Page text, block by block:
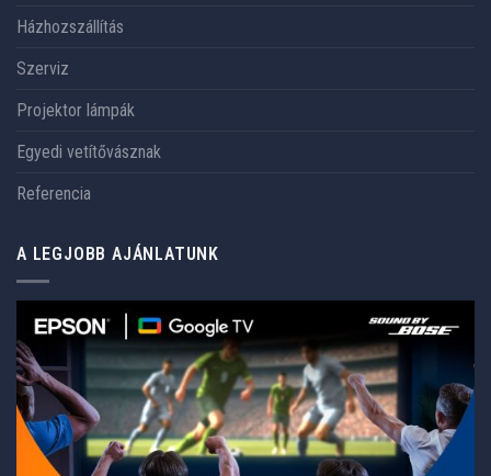
Házhozszállítás
Szerviz
Projektor lámpák
Egyedi vetítővásznak
Referencia
A LEGJOBB AJÁNLATUNK